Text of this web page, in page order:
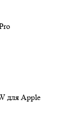
для Apple